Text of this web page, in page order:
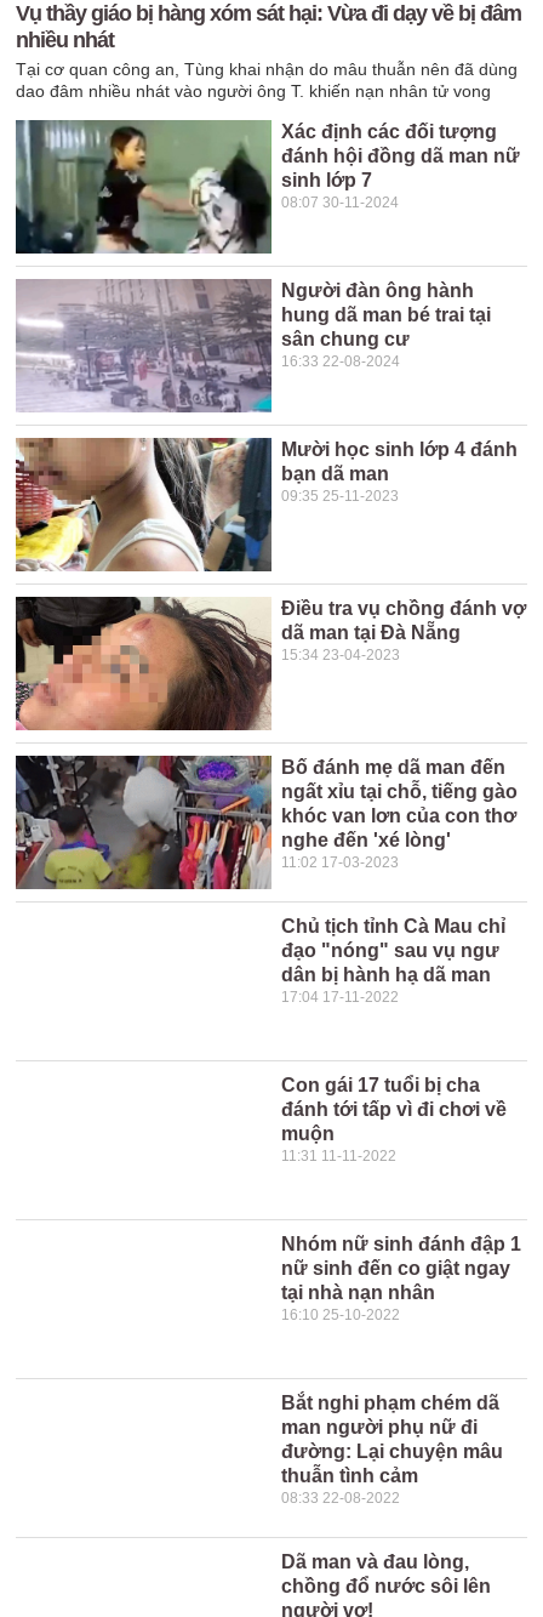
Vụ thầy giáo bị hàng xóm sát hại: Vừa đi dạy về bị đâm
nhiều nhát
Tại cơ quan công an, Tùng khai nhận do mâu thuẫn nên đã dùng
dao đâm nhiều nhát vào người ông T. khiến nạn nhân tử vong
Xác định các đối tượng
đánh hội đồng dã man nữ
sinh lớp 7
08:07 30-11-2024
Người đàn ông hành
hung dã man bé trai tại
sân chung cư
16:33 22-08-2024
Mười học sinh lớp 4 đánh
bạn dã man
09:35 25-11-2023
Điều tra vụ chồng đánh vợ
dã man tại Đà Nẵng
15:34 23-04-2023
Bố đánh mẹ dã man đến
ngất xỉu tại chỗ, tiếng gào
khóc van lơn của con thơ
nghe đến 'xé lòng'
11:02 17-03-2023
Chủ tịch tỉnh Cà Mau chỉ
đạo "nóng" sau vụ ngư
dân bị hành hạ dã man
17:04 17-11-2022
Con gái 17 tuổi bị cha
đánh tới tấp vì đi chơi về
muộn
11:31 11-11-2022
Nhóm nữ sinh đánh đập 1
nữ sinh đến co giật ngay
tại nhà nạn nhân
16:10 25-10-2022
Bắt nghi phạm chém dã
man người phụ nữ đi
đường: Lại chuyện mâu
thuẫn tình cảm
08:33 22-08-2022
Dã man và đau lòng,
chồng đổ nước sôi lên
người vợ!